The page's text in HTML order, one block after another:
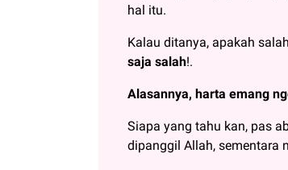
hal itu.
Kalau ditanya, apakah
saja salah!.
Alasannya, harta emang
Siapa yang tahu kan, pas
dipanggil Allah, sementara